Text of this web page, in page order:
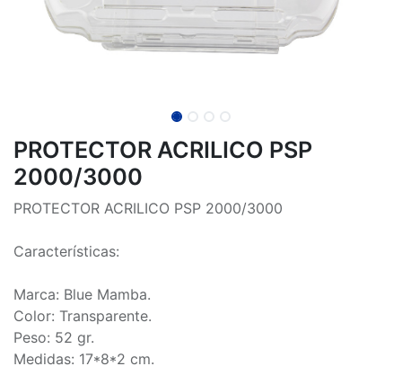
PROTECTOR ACRILICO PSP
2000/3000
PROTECTOR ACRILICO PSP 2000/3000
Características:
Marca: Blue Mamba.
Color: Transparente.
Peso: 52 gr.
Medidas: 17*8*2 cm.